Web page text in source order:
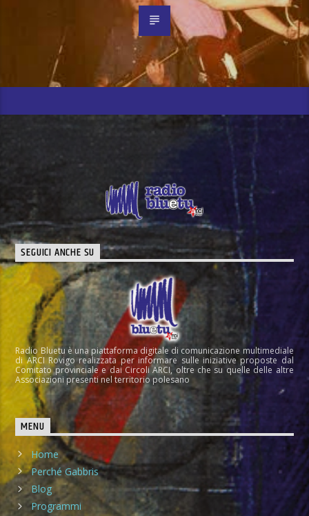
SEGUICI ANCHE SU
Radio Bluetu è una piattaforma digitale di comunicazione multimediale
di ARCI Rovigo realizzata per informare sulle iniziative proposte dal
Comitato provinciale e dai Circoli ARCI, oltre che su quelle delle altre
Associazioni presenti nel territorio polesano
MENU
Home
Perché Gabbris
Blog
Programmi